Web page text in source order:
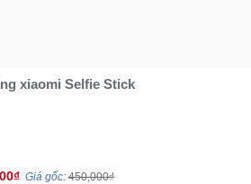
xiaomi Selfie Stick
Giá gốc: 450,000₫